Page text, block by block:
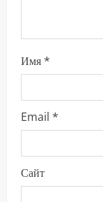
и
е
Имя*
Email *
Сайт